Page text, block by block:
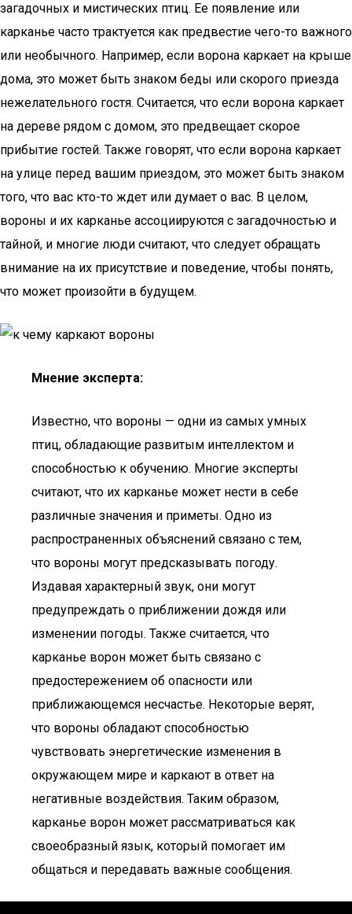
загадочных и мистических птиц. Ее появление или
карканье часто трактуется как предвестие чего-то важного
или необычного. Например, если ворона каркает на крыше
дома, это может быть знаком беды или скорого приезда
нежелательного гостя. Считается, что если ворона каркает
на дереве рядом с домом, это предвещает скорое
прибытие гостей. Также говорят, что если ворона каркает
на улице перед вашим приездом, это может быть знаком
того, что вас кто-то ждет или думает о вас. В целом,
вороны и их карканье ассоциируются с загадочностью и
тайной, и многие люди считают, что следует обращать
внимание на их присутствие и поведение, чтобы понять,
что может произойти в будущем.
Мнение эксперта:
Известно, что вороны — одни из самых умных
птиц, обладающие развитым интеллектом и
способностью к обучению. Многие эксперты
считают, что их карканье может нести в себе
различные значения и приметы. Одно из
распространенных объяснений связано с тем,
что вороны могут предсказывать погоду.
Издавая характерный звук, они могут
предупреждать о приближении дождя или
изменении погоды. Также считается, что
карканье ворон может быть связано с
предостережением об опасности или
приближающемся несчастье. Некоторые верят,
что вороны обладают способностью
чувствовать энергетические изменения в
окружающем мире и каркают в ответ на
негативные воздействия. Таким образом,
карканье ворон может рассматриваться как
своеобразный язык, который помогает им
общаться и передавать важные сообщения.